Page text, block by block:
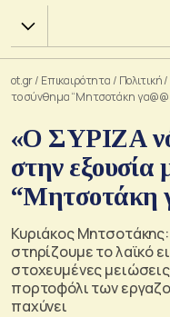
Χ.Α.
ot.gr/ Επικαιρότητα / Πολιτική/
το σύνθημα “Μητσοτάκη
«Ο ΣΥΡΙΖΑ
στην εξουσία
“Μητσοτάκη
Κυριάκος
στηρίζουμε το λαϊκό
στοχευμένες
πορτοφόλι των
παχύνει